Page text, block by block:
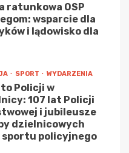
ratunkowa OSP
wsparcie dla
i lądowisko dla
SPORT WYDARZENIA
Policji w
107 lat Policji
i jubileusze
dzielnicowych
sportu policyjnego